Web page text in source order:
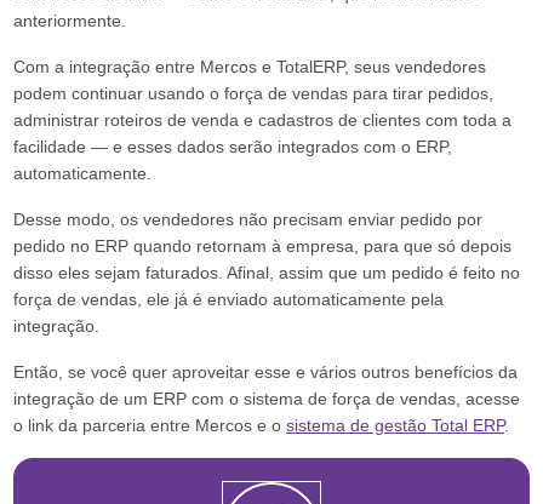
anteriormente.
Com a integração entre Mercos e TotalERP, seus vendedores
podem continuar usando o força de vendas para tirar pedidos,
administrar roteiros de venda e cadastros de clientes com toda a
facilidade — e esses dados serão integrados com o ERP,
automaticamente.
Desse modo, os vendedores não precisam enviar pedido por
pedido no ERP quando retornam à empresa, para que só depois
disso eles sejam faturados. Afinal, assim que um pedido é feito no
força de vendas, ele já é enviado automaticamente pela
integração.
Então, se você quer aproveitar esse e vários outros benefícios da
integração de um ERP com o sistema de força de vendas, acesse
o link da parceria entre Mercos e o sistema de gestão Total ERP.